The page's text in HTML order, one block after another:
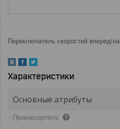
Переключатель скоростей вперед/
Характеристики
Основные атрибуты
Производитель